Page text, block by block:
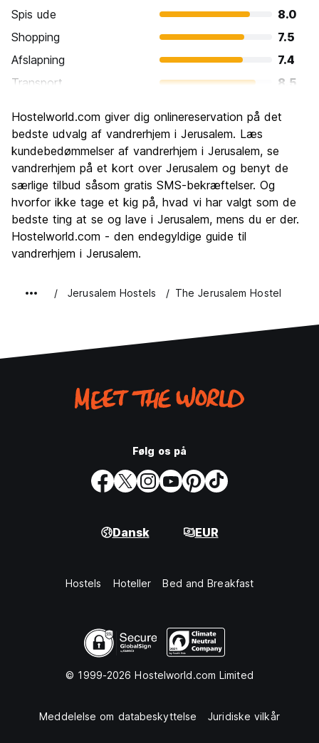
Spis ude
8.0
Shopping
7.5
Afslapning
7.4
Transport
8.5
Kultur
Fester
6.7
Værdi for pengene
7.4
Hostelworld.com giver dig onlinereservation på det
bedste udvalg af vandrerhjem i Jerusalem. Læs
kundebedømmelser af vandrerhjem i Jerusalem, se
vandrerhjem på et kort over Jerusalem og benyt de
særlige tilbud såsom gratis SMS-bekræftelser. Og
hvorfor ikke tage et kig på, hvad vi har valgt som de
bedste ting at se og lave i Jerusalem, mens du er der.
Hostelworld.com - den endegyldige guide til
vandrerhjem i Jerusalem.
Jerusalem Hostels The Jerusalem Hostel
Følg os på
Dansk EUR
Hostels Hoteller Bed and Breakfast
© 1999-2026 Hostelworld.com Limited
Meddelelse om databeskyttelse Juridiske vilkår